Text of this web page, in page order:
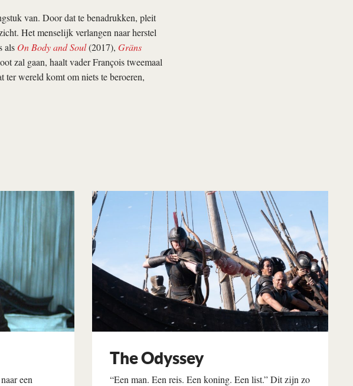
van. Door dat te benadrukken, pleit
Het menselijk verlangen naar herstel
als On Body and Soul(2017), Gräns
zal gaan, haalt vader François tweemaal
ter wereld komt om niets te beroeren,
een
The Odyssey
“Een man. Een reis. Een koning. Een list.” Dit zijn zo